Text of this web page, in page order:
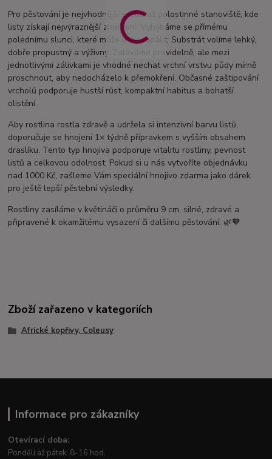
Pro pěstování je nejvhodnější světlé až polostinné stanoviště, kde
listy získají nejvýraznější zbarvení. Vyhýbáme se přímému
polednímu slunci, které může listy popálit. Substrát volíme lehký,
dobře propustný a výživný. Zaléváme pravidelně, ale mezi
jednotlivými zálivkami je vhodné nechat vrchní vrstvu půdy mírně
proschnout, aby nedocházelo k přemokření. Občasné zaštipování
vrcholů podporuje hustší růst, kompaktní habitus a bohatší
olistění.
Aby rostlina rostla zdravě a udržela si intenzivní barvu listů,
doporučuje se hnojení 1× týdně přípravkem s vyšším obsahem
draslíku. Tento typ hnojiva podporuje vitalitu rostliny, pevnost
listů a celkovou odolnost. Pokud si u nás vytvoříte objednávku
nad 1000 Kč, zašleme Vám speciální hnojivo zdarma jako dárek
pro ještě lepší pěstební výsledky.
Rostliny zasíláme v květináči o průměru 9 cm, silné, zdravé a
připravené k okamžitému vysazení či dalšímu pěstování. 🌿🧡
Zboží zařazeno v kategoriích
Africké kopřivy, Coleusy
Informace pro zákazníky
Otevírací doba:
Pondělí až pátek: 8-16 hod.